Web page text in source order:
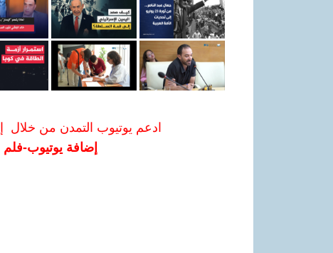
ادعم يوتيوب التمدن من خلال
إضافة يوتيوب-